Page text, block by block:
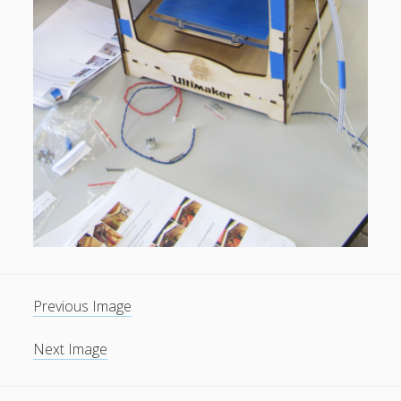
Previous Image
Next Image